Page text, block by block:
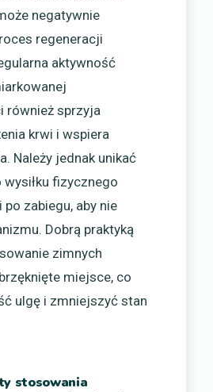
negatywnie
regeneracji
aktywność
również sprzyja
krwi i wspiera
Należy jednak unikać
fizycznego
po zabiegu, aby nie
Dobrą praktyką
zimnych
miejsce, co
ulgę i zmniejszyć stan
stosowania